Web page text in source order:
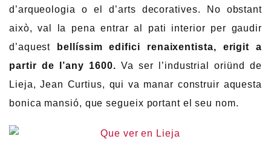
d’arqueologia o el d’arts decoratives. No obstant
això, val la pena entrar al pati interior per gaudir
d’aquest
bellíssim edifici renaixentista, erigit a
partir de l’any 1600. Va ser l’industrial oriünd de
Lieja, Jean Curtius, qui va manar construir aquesta
bonica mansió, que segueix portant el seu nom.